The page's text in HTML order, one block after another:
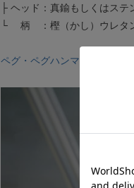
├ ヘッド：真鍮もしくはステ
└ 柄 ：樫（かし）ウレタ
ペグ・ペグハンマー等 商品一